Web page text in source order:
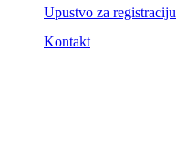
Upustvo za registraciju
Kontakt